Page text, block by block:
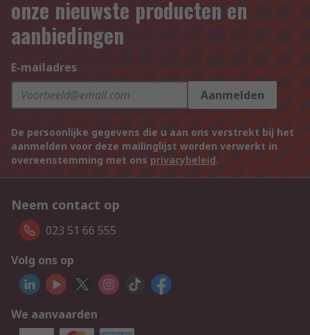
onze nieuwste producten en
aanbiedingen
E-mailadres
Aanmelden
De persoonlijke gegevens die u aan ons verstrekt bij het
aanmelden voor deze mailinglijst worden verwerkt in
overeenstemming met ons privacybeleid.
Neem contact op
023 51 66 555
Volg ons op
We aanvaarden